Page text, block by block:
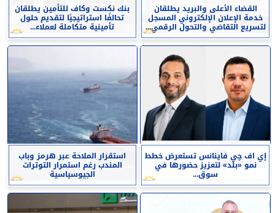
القضاء الأعلى والبريد يطلقان
خدمة الإعلان الإلكتروني المسجل
لتسريع التقاضي والتحول الرقمي...
بنك نكست وكاف للتأمين يطلقان
تحالفًا استراتيجيًا لتقديم حلول
تأمينية متكاملة لعملاء...
إي اف چي فاينانس تستعرض خطط
نمو «بلد» لتعزيز حضورها في
سوق...
استقرار الملاحة عبر هرمز وباب
المندب رغم استمرار التوترات
الجيوسياسية